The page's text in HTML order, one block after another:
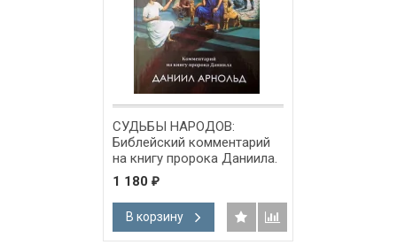
СУДЬБЫ НАРОДОВ:
Библейский комментарий
на книгу пророка Даниила.
Даниил Арнольд
1 180 ₽
В корзину